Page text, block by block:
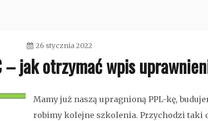
26 stycznia 2022
– jak otrzymać wpis
kategorii
Mamy już naszą upragnioną PPL-kę,
robimy kolejne szkolenia. Przychodzi taki